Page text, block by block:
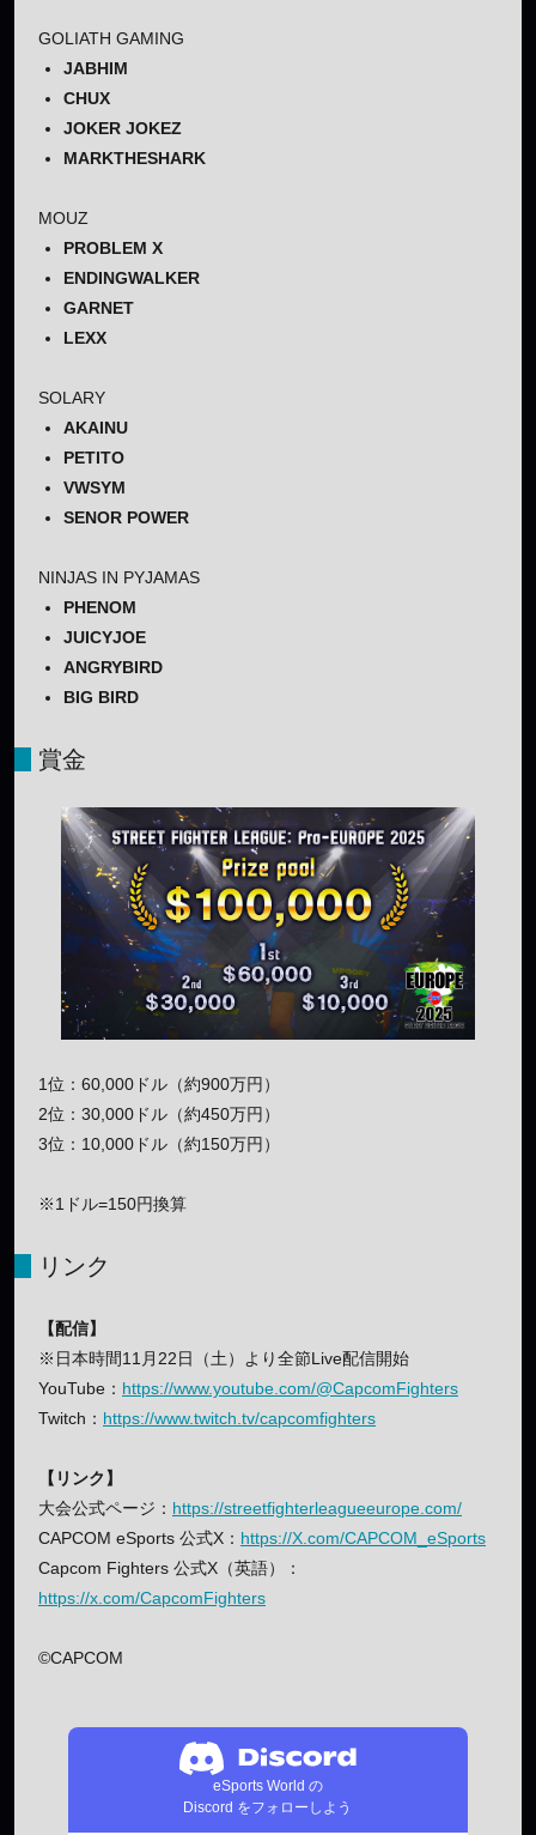
GOLIATH GAMING
JABHIM
CHUX
JOKER JOKEZ
MARKTHESHARK
MOUZ
PROBLEM X
ENDINGWALKER
GARNET
LEXX
SOLARY
AKAINU
PETITO
VWSYM
SENOR POWER
NINJAS IN PYJAMAS
PHENOM
JUICYJOE
ANGRYBIRD
BIG BIRD
賞金
1位：60,000ドル（約900万円）
2位：30,000ドル（約450万円）
3位：10,000ドル（約150万円）
※1ドル=150円換算
リンク
【配信】
※日本時間11月22日（土）より全節Live配信開始
YouTube： https://www.youtube.com/@CapcomFighters
Twitch： https://www.twitch.tv/capcomfighters
【リンク】
大会公式ページ： https://streetfighterleagueeurope.com/
CAPCOM eSports 公式X： https://X.com/CAPCOM_eSports
Capcom Fighters 公式X（英語）：
https://x.com/CapcomFighters
©︎CAPCOM
eSports World の
Discord をフォローしよう